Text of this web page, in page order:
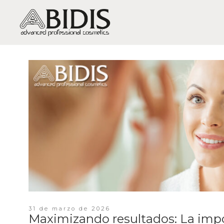
PIEL SECA / DESHIDRATACIÓN
PIEL GRASA-MIXTA / BRILLOS,
EXCESO DE GRASA, ACNÉ
PIEL SENSIBLE / SENSIBILIDAD Y
PIEL MADURA / ARRUGAS Y
FLACIDEZ
PIEL MUY MADURA /
REGENERACIÓN
VITALIDAD
31 de marzo de 2026
Maximizando resultados: La